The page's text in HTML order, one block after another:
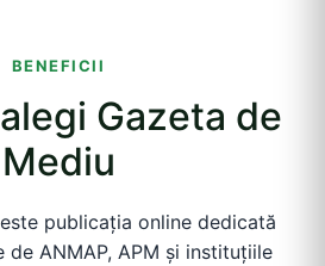
BENEFICII
Gazeta de
Mediu
publicația online dedicată
de ANMAP, APM și instituțiile